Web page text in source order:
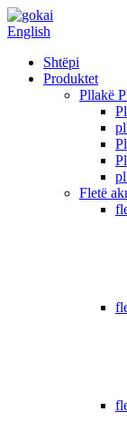
English
Shtëpi
Produktet
Pllakë
Fletë